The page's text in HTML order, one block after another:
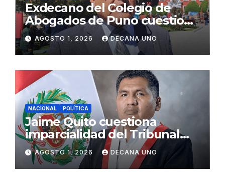
Exdecano del Colegio de
Abogados de Puno cuestiona
propuestas sobre seguridad
ciudadana
AGOSTO 1, 2026 DECANA UNO
NACIONAL POLÍTICA
Jaime Quito cuestiona
imparcialidad del Tribunal
Constitucional tras liberación
de Ollanta Humala
AGOSTO 1, 2026 DECANA UNO